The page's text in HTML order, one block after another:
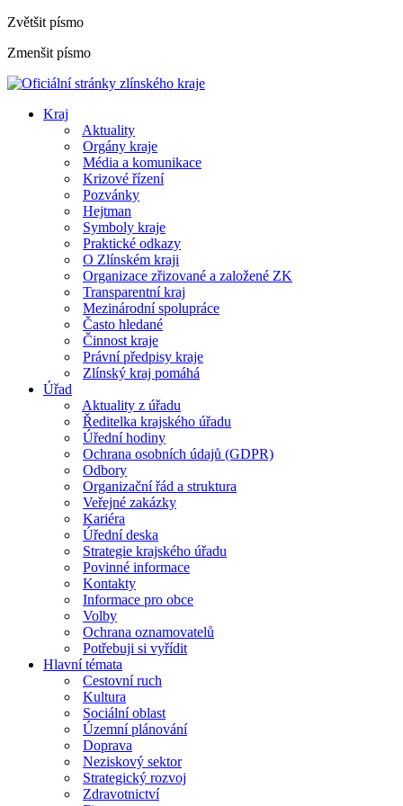
Zvětšit písmo
Zmenšit písmo
Kraj
Aktuality
Orgány kraje
Média a komunikace
Krizové řízení
Pozvánky
Hejtman
Symboly kraje
Praktické odkazy
O Zlínském kraji
Organizace zřizované a založené ZK
Transparentní kraj
Mezinárodní spolupráce
Často hledané
Činnost kraje
Právní předpisy kraje
Zlínský kraj pomáhá
Úřad
Aktuality z úřadu
Ředitelka krajského úřadu
Úřední hodiny
Ochrana osobních údajů (GDPR)
Odbory
Organizační řád a struktura
Veřejné zakázky
Kariéra
Úřední deska
Strategie krajského úřadu
Povinné informace
Kontakty
Informace pro obce
Volby
Ochrana oznamovatelů
Potřebuji si vyřídit
Hlavní témata
Cestovní ruch
Kultura
Sociální oblast
Územní plánování
Doprava
Neziskový sektor
Strategický rozvoj
Zdravotnictví